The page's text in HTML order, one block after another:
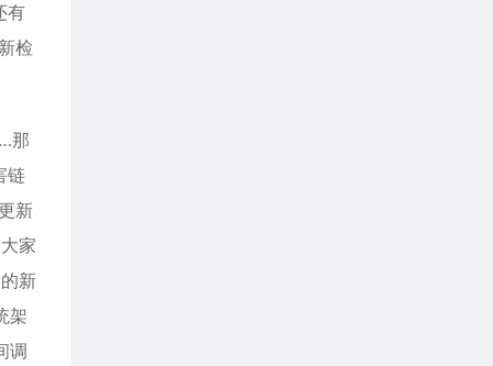
有
检
那
链
新
家
新
架
调